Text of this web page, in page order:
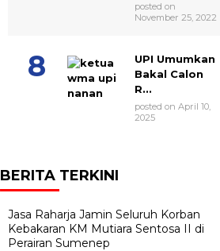
posted on
November 25, 2022
UPI Umumkan
Bakal Calon
R...
posted on April 10,
2025
BERITA TERKINI
Jasa Raharja Jamin Seluruh Korban
Kebakaran KM Mutiara Sentosa II di
Perairan Sumenep